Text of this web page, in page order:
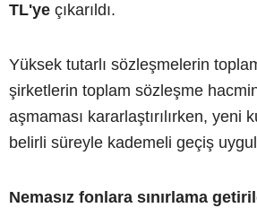
TL'ye çıkarıldı.
Yüksek tutarlı sözleşmelerin
şirketlerin toplam sözleşme
aşmaması kararlaştırılırken, yeni
belirli süreyle kademeli geçiş
Nemasız fonlara sınırlama